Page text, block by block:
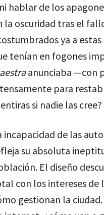
hablar de los
la oscuridad tras el
ya a
tenían en fogones
anunciaba —con
para
si nadie las cree?
incapacidad de las
su absoluta
El diseño
con los intereses de
gestionan la